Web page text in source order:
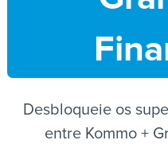
Desbloqueie os
entre Kommo +